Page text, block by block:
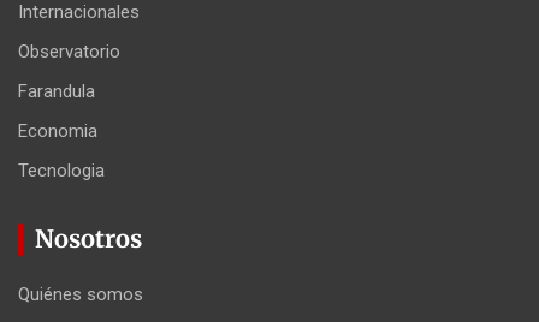
Internacionales
Observatorio
Farandula
Economia
Tecnologia
Nosotros
Quiénes somos